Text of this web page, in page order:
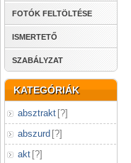
FOTÓK FELTÖLTÉSE
ISMERTETŐ
SZABÁLYZAT
KATEGÓRIÁK
absztrakt [?]
abszurd [?]
akt [?]